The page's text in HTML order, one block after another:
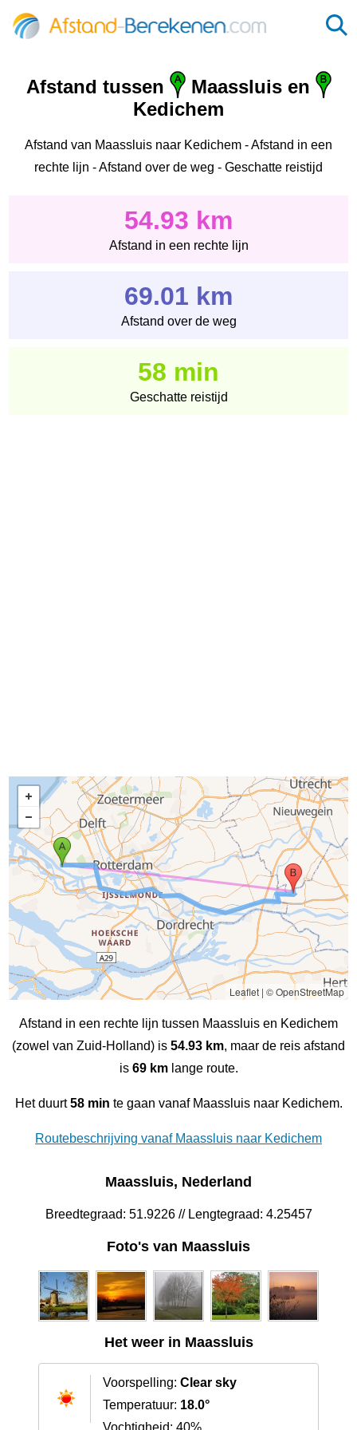
Afstand tussen
Maassluis en
Kedichem
Afstand van Maassluis naar Kedichem - Afstand in een
rechte lijn - Afstand over de weg - Geschatte reistijd
54.93 km
Afstand in een rechte lijn
69.01 km
Afstand over de weg
58 min
Geschatte reistijd
Leaflet| © OpenStreetMap
Afstand in een rechte lijn tussen Maassluis en Kedichem
(zowel van Zuid-Holland) is 54.93 km, maar de reis afstand
is 69 kmlange route.
Het duurt58 min te gaan vanaf Maassluis naar Kedichem.
Routebeschrijving vanaf Maassluis naar Kedichem
Maassluis, Nederland
Breedtegraad: 51.9226 // Lengtegraad: 4.25457
Foto's van Maassluis
Het weer in Maassluis
Voorspelling: Clear sky
Temperatuur: 18.0°